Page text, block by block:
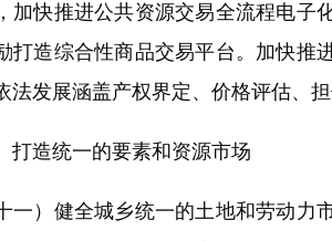
加快推进公共资源交易全流程电子
打造综合性商品交易平台。加快推
法发展涵盖产权界定、价格评估、
造统一的要素和资源市场
）健全城乡统一的土地和劳动力市